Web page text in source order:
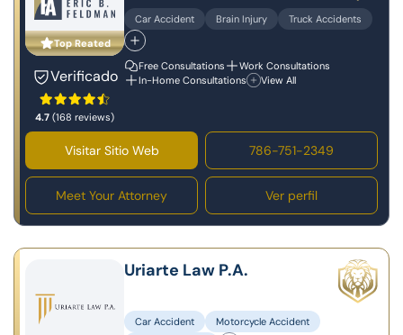
Top Reated
Verificado
4.7 (168 reviews)
Car Accident Brain Injury Truck Accidents
Free Consultations
Work Consultations
In-Home Consultations
View All
Visitar Sitio Web 786-751-2349
Meet Your Attorney Ver perfil
Uriarte Law P.A.
Car Accident
Motorcycle Accident